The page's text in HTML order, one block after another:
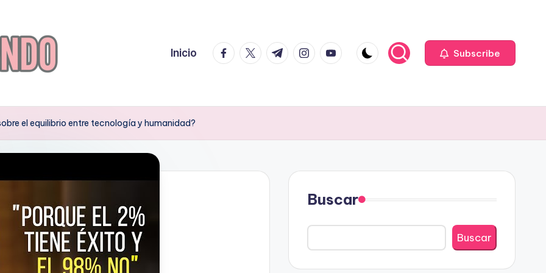
Inicio facebook.com
twitter.com
t.me instagram.com
youtube.com Subscribe
el equilibrio entre tecnología y humanidad?
Buscar
Buscar